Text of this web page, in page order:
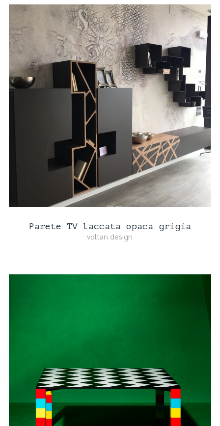
Parete TV laccata opaca grigia
voltan design